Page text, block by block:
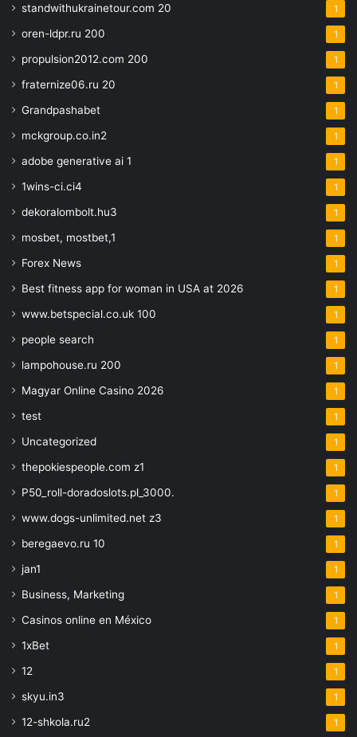
standwithukrainetour.com 20 1
oren-ldpr.ru 200 1
propulsion2012.com 200 1
fraternize06.ru 20 1
Grandpashabet 1
mckgroup.co.in2 1
adobe generative ai 1 1
1wins-ci.ci4 1
dekoralombolt.hu3 1
mosbet, mostbet,1 1
Forex News 1
Best fitness app for woman in USA at 2026 1
www.betspecial.co.uk 100 1
people search 1
lampohouse.ru 200 1
Magyar Online Casino 2026 1
test 1
Uncategorized 1
thepokiespeople.com z1 1
P50_roll-doradoslots.pl_3000. 1
www.dogs-unlimited.net z3 1
beregaevo.ru 10 1
jan1 1
Business, Marketing 1
Casinos online en México 1
1xBet 1
12 1
skyu.in3 1
12-shkola.ru2 1